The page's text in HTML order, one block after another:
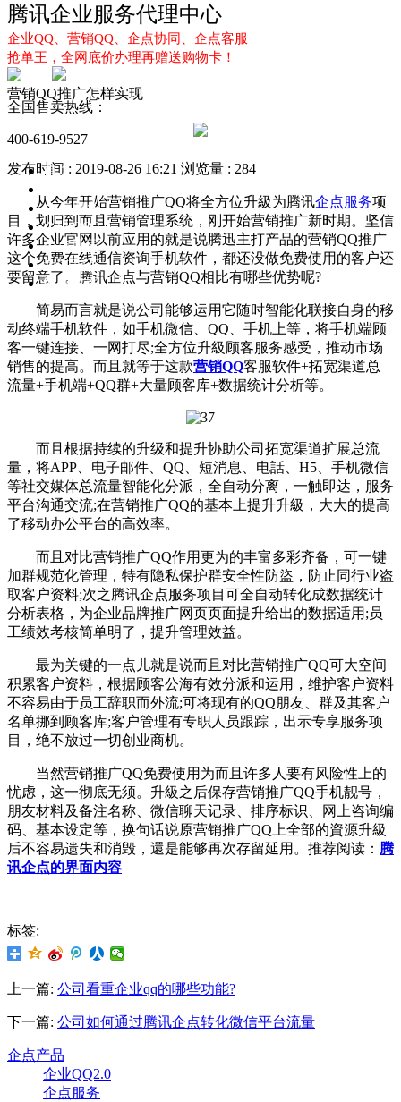
腾讯企业服务代理中心
企业QQ、营销QQ、企点协同、企点客服
抢单王，全网底价办理再赠送购物卡！
全国售卖热线：
400-619-9527
首页
企点服务
企业QQ2.0
企点协同
新闻动态
解决方案
营销QQ推广怎样实现
发布时间 : 2019-08-26 16:21 浏览量 : 284
从今年开始营销推广QQ将全方位升級为腾讯企点服务项
目，划归到而且营销管理系统，刚开始营销推广新时期。坚信
许多企业官网以前应用的就是说腾迅主打产品的营销QQ推广
这个免费在线通信资询手机软件，都还没做免费使用的客户还
要留意了。腾讯企点与营销QQ相比有哪些优势呢?
简易而言就是说公司能够运用它随时智能化联接自身的移
动终端手机软件，如手机微信、QQ、手机上等，将手机端顾
客一键连接、一网打尽;全方位升級顾客服务感受，推动市场
销售的提高。而且就等于这款营销QQ客服软件+拓宽渠道总
流量+手机端+QQ群+大量顾客库+数据统计分析等。
而且根据持续的升级和提升协助公司拓宽渠道扩展总流
量，将APP、电子邮件、QQ、短消息、电話、H5、手机微信
等社交媒体总流量智能化分派，全自动分离，一触即达，服务
平台沟通交流;在营销推广QQ的基本上提升升級，大大的提高
了移动办公平台的高效率。
而且对比营销推广QQ作用更为的丰富多彩齐备，可一键
加群规范化管理，特有隐私保护群安全性防盜，防止同行业盗
取客户资料;次之腾讯企点服务项目可全自动转化成数据统计
分析表格，为企业品牌推广网页页面提升给出的数据适用;员
工绩效考核简单明了，提升管理效益。
最为关键的一点儿就是说而且对比营销推广QQ可大空间
积累客户资料，根据顾客公海有效分派和运用，维护客户资料
不容易由于员工辞职而外流;可将现有的QQ朋友、群及其客户
名单挪到顾客库;客户管理有专职人员跟踪，出示专享服务项
目，绝不放过一切创业商机。
当然营销推广QQ免费使用为而且许多人要有风险性上的
忧虑，这一彻底无须。升級之后保存营销推广QQ手机靓号，
朋友材料及备注名称、微信聊天记录、排序标识、网上咨询编
码、基本设定等，换句话说原营销推广QQ上全部的資源升級
后不容易遗失和消毁，還是能够再次存留延用。推荐阅读： 腾
讯企点的界面内容
标签:
上一篇: 公司看重企业qq的哪些功能?
下一篇: 公司如何通过腾讯企点转化微信平台流量
企点产品
企业QQ2.0
企点服务